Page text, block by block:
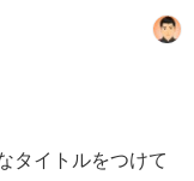
タイトルをつけて